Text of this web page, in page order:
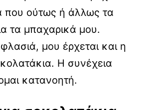
που ούτως ή άλλως τα
τα μπαχαρικά μου.
μου έρχεται και η
Η συνέχεια
κατανοητή.